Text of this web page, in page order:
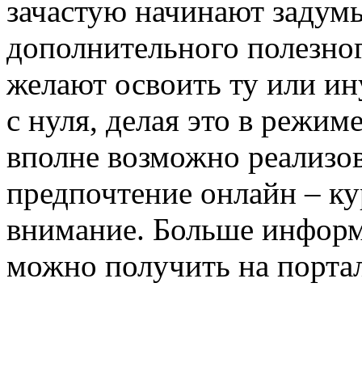
зачастую начинают
дополнительного
желают освоить ту или
с нуля, делая это в
вполне возможно
предпочтение онлайн –
внимание. Больше
можно получить на